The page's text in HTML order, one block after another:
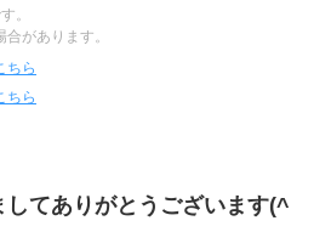
。
があります。
ちら
ちら
てありがとうございます(^